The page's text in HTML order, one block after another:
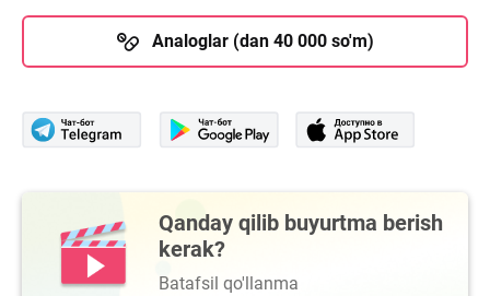
Analoglar (dan 40 000 so'm)
Qanday qilib buyurtma berish
kerak?
Batafsil qo'llanma